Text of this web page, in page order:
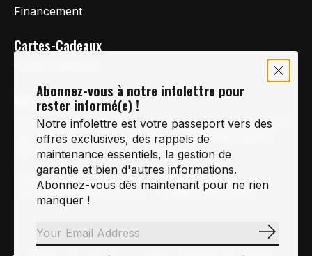
Financement
Cartes-Cadeaux
Vertige Vélo Ski
La référence en vélo de route, vélo de montagne et
vélo hybride sur la Rive-Sud de Montréal, depuis
1997.
Notre courriel
Info@vertigeveloski.com
Nous Joindre
1 (450) 464-8808
Abonnez-vous à notre infolettre pour
rester informé(e) !
Notre infolettre est votre passeport vers des
offres exclusives, des rappels de
maintenance essentiels, la gestion de
garantie et bien d'autres informations.
Abonnez-vous dès maintenant pour ne rien
manquer !